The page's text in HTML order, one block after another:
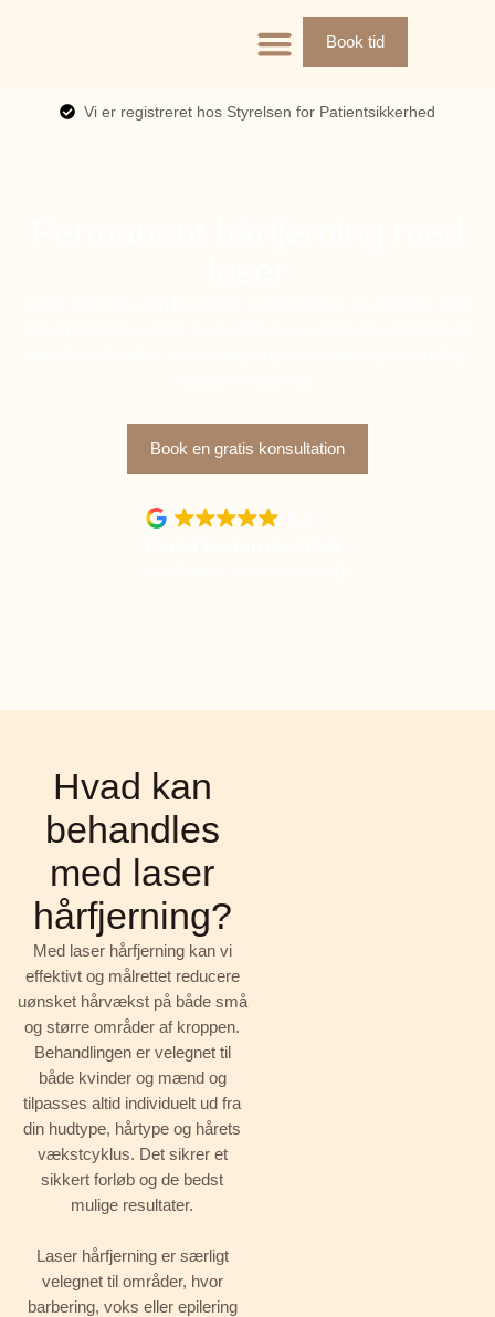
Book tid
Vi er registreret hos Styrelsen for Patientsikkerhed
Book en gratis konsultation
Hvad kan
behandles
med laser
hårfjerning?
Med laser hårfjerning kan vi
effektivt og målrettet reducere
uønsket hårvækst på både små
og større områder af kroppen.
Behandlingen er velegnet til
både kvinder og mænd og
tilpasses altid individuelt ud fra
din hudtype, hårtype og hårets
vækstcyklus. Det sikrer et
sikkert forløb og de bedst
mulige resultater.
Laser hårfjerning er særligt
velegnet til områder, hvor
barbering, voks eller epilering